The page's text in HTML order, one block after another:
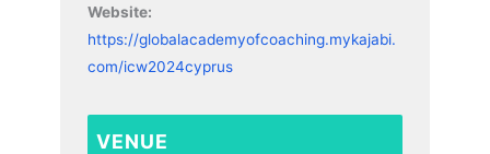
Website:
https://globalacademyofcoaching.mykajabi.
com/icw2024cyprus
VENUE